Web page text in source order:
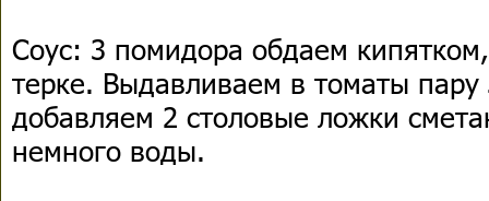
Соус: 3 помидора обдаем
терке. Выдавливаем в томаты пару
добавляем 2 столовые ложки
немного воды.